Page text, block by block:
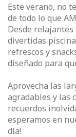
Este verano, no
de todo lo que
Desde
divertidas
refrescos y
diseñado para
Aprovecha las
agradables y las
recuerdos
esperamos en
día!